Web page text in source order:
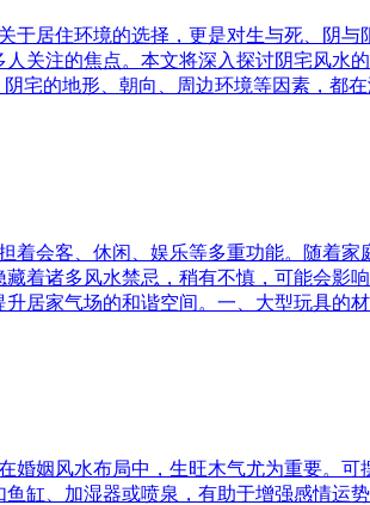
居住环境的选择，更是对生与死、阴
关注的焦点。本文将深入探讨阴宅风水
宅的地形、朝向、周边环境等因素，都
会客、休闲、娱乐等多重功能。随着
着诸多风水禁忌，稍有不慎，可能会影
居家气场的和谐空间。一、大型玩具的
婚姻风水布局中，生旺木气尤为重要。
缸、加湿器或喷泉，有助于增强感情运